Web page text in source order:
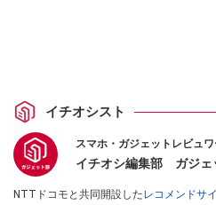
イチオシスト
スマホ・ガジェットレビュ
イチオシ編集部 ガジェ
NTTドコモと共同開設したレコメンドサ